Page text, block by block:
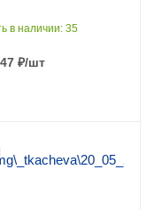
в наличии: 35
₽/шт